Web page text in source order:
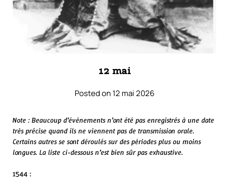
12 mai
Posted on 12 mai 2026
Note : Beaucoup d’événements n’ont été pas enregistrés à une date
très précise quand ils ne viennent pas de transmission orale.
Certains autres se sont déroulés sur des périodes plus ou moins
longues. La liste ci-dessous n’est bien sûr pas exhaustive.
1544 :